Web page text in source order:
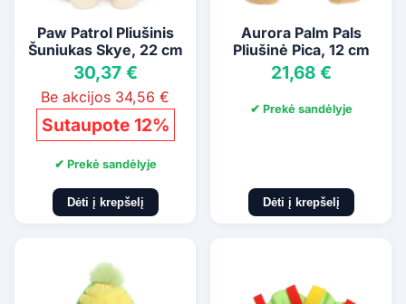
Paw Patrol Pliušinis
Šuniukas Skye, 22 cm
30,37 €
Be akcijos 34,56 €
Sutaupote 12%
✔ Prekė sandėlyje
Dėti į krepšelį
Aurora Palm Pals
Pliušinė Pica, 12 cm
21,68 €
✔ Prekė sandėlyje
Dėti į krepšelį